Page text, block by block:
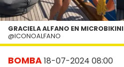
BOMBA18-07-2024 08:00
GRACIELA ALFANO EN MICROBIKINI
@ICONOALFANO